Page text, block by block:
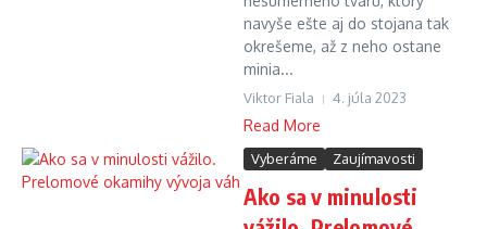
navyše ešte aj do stojana tak
okrešeme, až z neho ostane
minia...
Viktor Fiala 4. júla 2023
Read More
Vyberáme Zaujímavosti
Ako sa v minulosti